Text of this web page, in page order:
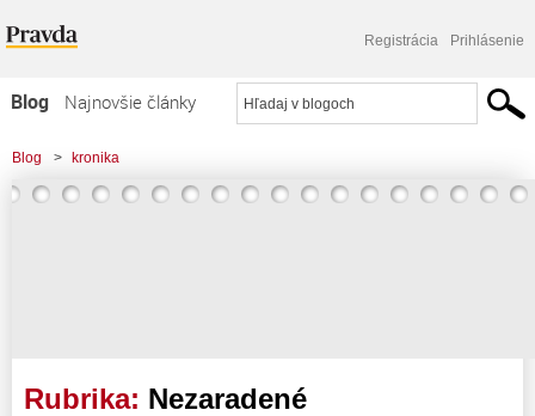
Registrácia Prihlásenie
Blog
Najnovšie články
Najčítanejšie články
Najkomentovanejšie články
Blog > kronika
Rubrika: Nezaradené